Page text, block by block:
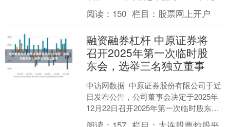
该股当日开盘29.79元，....
阅读： 150 栏目： 股票网上开户
融资融券杠杆 中原证券将
召开2025年第一次临时股
东会，选举三名独立董事
中访网数据 中原证券股份有限公司于近
日发布公告，公司董事会决定于2025年
12月22日召开2025年第一次临时股东
会。本次会议将采用现场投票与网络投